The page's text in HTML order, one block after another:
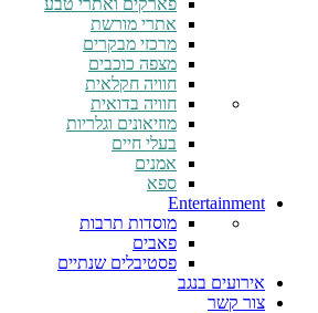
פארקים ואתרי טבע
אתרי מורשת
מרכזי מבקרים
מצפה כוכבים
חוויה חקלאית
חוויה בדואית
מוזיאונים וגלריות
בעלי חיים
אמנים
ספא
Entertainment
מוסדות תרבות
פאבים
פסטיבלים שנתיים
אירועים בנגב
צור קשר